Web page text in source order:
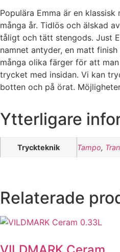
Populära Emma är en
många år. Tidlös och älskad
tåligt och tätt stengods. Just
namnet antyder, en matt
många olika färger för att
trycket med insidan. Vi kan
botten och på örat.
Ytterligare
Tryckteknik Tampo,
Relaterade